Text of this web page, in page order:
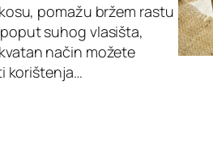
pomažu bržem rastu
suhog vlasišta,
način možete
korištenja…